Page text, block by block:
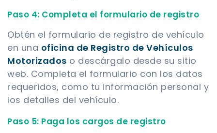
Paso 4: Completa el formulario de registro
Obtén el formulario de registro de vehículo
en una oficina de Registro de Vehículos
Motorizados o descárgalo desde su sitio
web. Completa el formulario con los datos
requeridos, como tu información personal y
los detalles del vehículo.
Paso 5: Paga los cargos de registro